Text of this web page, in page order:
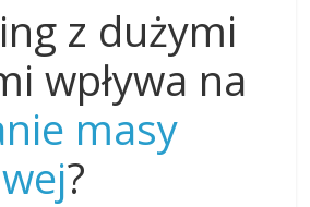
z dużymi
wpływa na
masy
?